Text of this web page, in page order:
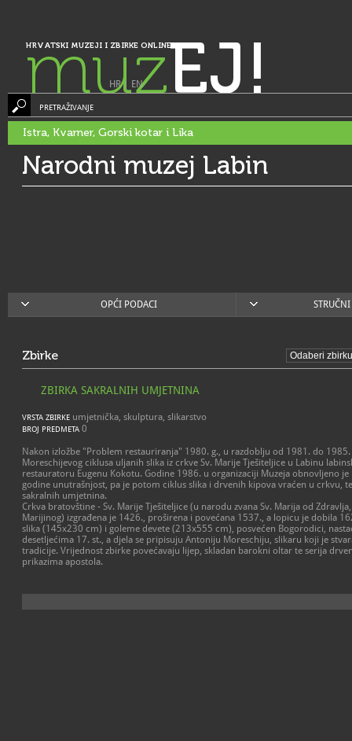
HRVATSKI MUZEJI I ZBIRKE ONLINE
muzEJ!
HR| EN
PRETRAŽIVANJE
Istra, Kvarner, Gorski kotar i Lika
Narodni muzej Labin
OPĆI PODACI
Zbirke
ZBIRKA SAKRALNIH UMJETNINA
VRSTA ZBIRKE umjetnička, skulptura, slikarstvo
BROJ PREDMETA 0
Nakon izložbe "Problem restauriranja" 1980. g., u razdoblju od 1981. do
Moreschijevog ciklusa uljanih slika iz crkve Sv. Marije Tješiteljice u Labinu
restauratoru Eugenu Kokotu. Godine 1986. u organizaciji Muzeja obnovljeno
godine unutrašnjost, pa je potom ciklus slika i drvenih kipova vraćen u crkvu,
sakralnih umjetnina.
Crkva bratovštine - Sv. Marije Tješiteljice (u narodu zvana Sv. Marija od
Marijinog) izgrađena je 1426., proširena i povećana 1537., a lopicu je dobila
slika (145x230 cm) i goleme devete (213x555 cm), posvećen Bogorodici,
desetljećima 17. st., a djela se pripisuju Antoniju Moreschiju, slikaru koji je
tradicije. Vrijednost zbirke povećavaju lijep, skladan barokni oltar te serija
prikazima apostola.